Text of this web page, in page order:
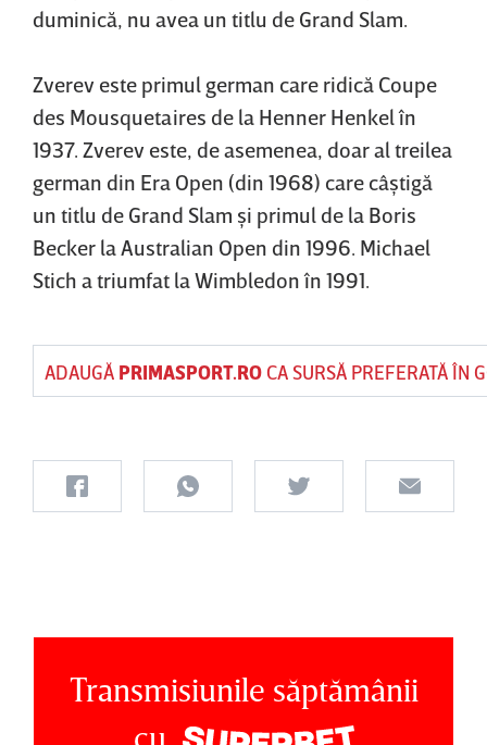
duminică, nu avea un titlu de Grand Slam.
Zverev este primul german care ridică Coupe
des Mousquetaires de la Henner Henkel în
1937. Zverev este, de asemenea, doar al treilea
german din Era Open (din 1968) care câştigă
un titlu de Grand Slam şi primul de la Boris
Becker la Australian Open din 1996. Michael
Stich a triumfat la Wimbledon în 1991.
ADAUGĂ PRIMASPORT.ROCA SURSĂ PREFERATĂ ÎN
Transmisiunile săptămânii
cu